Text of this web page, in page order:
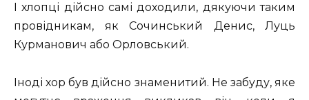
І хлопці дійсно самі доходили, дякуючи таким
провідникам, як Сочинський Денис, Луць
Курманович або Орловський.
Іноді хор був дійсно знаменитий. Не забуду, яке